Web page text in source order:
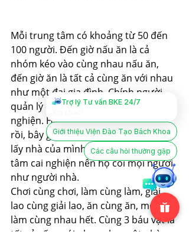
Mỗi trung tâm có khoảng từ 50 đến
100 người. Đến giờ nấu ăn là cả
nhóm kéo vào cùng nhau nấu ăn,
đến giờ ăn là tất cả cùng ăn với nhau
như một đại gia đình. Chính người
quản lý ở đây cũng từng là con
nghiện. Họ chữa được hết nghiện
rồi, bây giờ họ tình nguyện lấy đất,
lấy nhà của mình ra làm thành trung
tâm cai nghiện nên họ coi mọi người
như người nhà.
Chơi cùng chơi, làm cùng làm, giải
lao cùng giải lao, ăn cùng ăn, mọi thứ
làm cùng nhau hết. Cùng 3 báu vật là
tất cả sống với nhau như một nhà,
Trợ lý Tư vấn BKE 24/7
Giới thiệu Viện Đào Tạo Bách Khoa
Các câu hỏi thường gặp